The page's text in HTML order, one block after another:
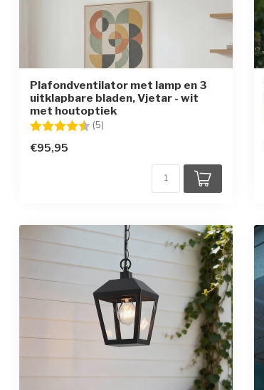
Plafondventilator met lamp en 3
uitklapbare bladen, Vjetar - wit
met houtoptiek
Beoordeling: (5)
€95,95